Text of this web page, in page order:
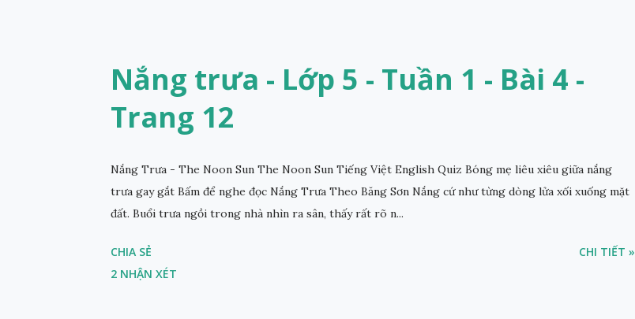
Nắng trưa - Lớp 5 - Tuần 1 - Bài 4 -
Trang 12
Nắng Trưa - The Noon Sun The Noon Sun Tiếng Việt English Quiz Bóng mẹ liêu xiêu giữa nắng
trưa gay gắt Bấm để nghe đọc Nắng Trưa Theo Băng Sơn Nắng cứ như từng dòng lửa xối xuống mặt
đất. Buổi trưa ngồi trong nhà nhìn ra sân, thấy rất rõ n...
CHIA SẺ
2 NHẬN XÉT
CHI TIẾT »